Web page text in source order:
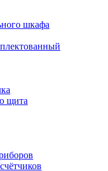
шкафа
щита